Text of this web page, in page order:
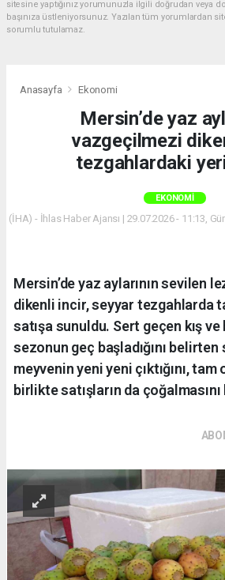
sitesine yaptığınız yorumunuzla ilgili doğrudan veya
başınıza üstleniyorsunuz. Yazılan tüm yorumlardan
sorumlu tutulamaz.
Anasayfa Ekonomi
Mersin’de yaz
vazgeçilmezi
tezgahlardaki
EKONOMI
(İHA) - İhlas Haber Ajansı | 29.07.2026 - 11:13,
Mersin’de yaz aylarının sevilen
dikenli incir, seyyar tezgahlarda
satışa sunuldu. Sert geçen kış
sezonun geç başladığını belirten
meyvenin yeni yeni çıktığını,
birlikte satışların da